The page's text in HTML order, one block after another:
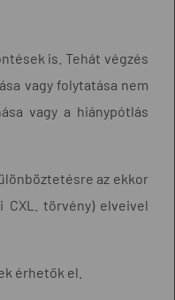
is. Tehát végzés
vagy folytatása nem
vagy a hiánypótlás
az ekkor
CXL. törvény) elveivel
érhetők el.